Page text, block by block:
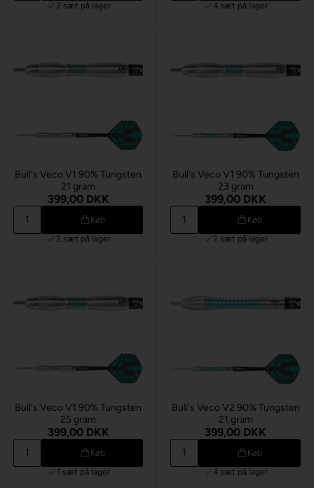
2 sæt på lager 4 sæt på lager
Bull's Veco V1 90% Tungsten
21 gram
399,00 DKK
Køb
2 sæt på lager
Bull's Veco V1 90% Tungsten
23 gram
399,00 DKK
Køb
2 sæt på lager
Bull's Veco V1 90% Tungsten
25 gram
399,00 DKK
Køb
1 sæt på lager
Bull's Veco V2 90% Tungsten
21 gram
399,00 DKK
Køb
4 sæt på lager